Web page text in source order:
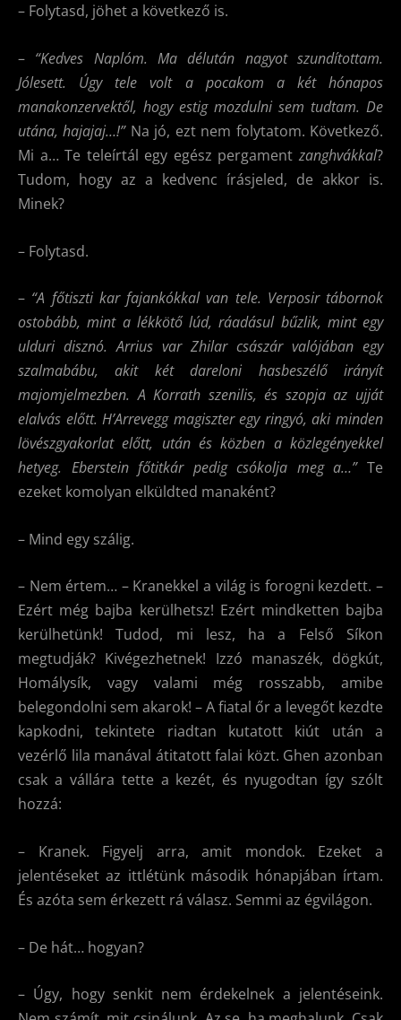
– Folytasd, jöhet a következő is.
– “Kedves Naplóm. Ma délután nagyot szundítottam.
Jólesett. Úgy tele volt a pocakom a két hónapos
manakonzervektől, hogy estig mozdulni sem tudtam. De
utána, hajajaj…!”Na jó, ezt nem folytatom. Következő.
Mi a… Te teleírtál egy egész pergament zanghvákkal?
Tudom, hogy az a kedvenc írásjeled, de akkor is.
Minek?
– Folytasd.
– “A főtiszti kar fajankókkal van tele. Verposir tábornok
ostobább, mint a lékkötő lúd, ráadásul bűzlik, mint egy
ulduri disznó. Arrius var Zhilar császár valójában egy
szalmabábu, akit két dareloni hasbeszélő irányít
majomjelmezben. A Korrath szenilis, és szopja az ujját
elalvás előtt. H’Arrevegg magiszter egy ringyó, aki minden
lövészgyakorlat előtt, után és közben a közlegényekkel
hetyeg. Eberstein főtitkár pedig csókolja meg a…”Te
ezeket komolyan elküldted manaként?
– Mind egy szálig.
– Nem értem… – Kranekkel a világ is forogni kezdett. –
Ezért még bajba kerülhetsz! Ezért mindketten bajba
kerülhetünk! Tudod, mi lesz, ha a Felső Síkon
megtudják? Kivégezhetnek! Izzó manaszék, dögkút,
Homálysík, vagy valami még rosszabb, amibe
belegondolni sem akarok! – A fiatal őr a levegőt kezdte
kapkodni, tekintete riadtan kutatott kiút után a
vezérlő lila manával átitatott falai közt. Ghen azonban
csak a vállára tette a kezét, és nyugodtan így szólt
hozzá:
– Kranek. Figyelj arra, amit mondok. Ezeket a
jelentéseket az ittlétünk második hónapjában írtam.
És azóta sem érkezett rá válasz. Semmi az égvilágon.
– De hát… hogyan?
– Úgy, hogy senkit nem érdekelnek a jelentéseink.